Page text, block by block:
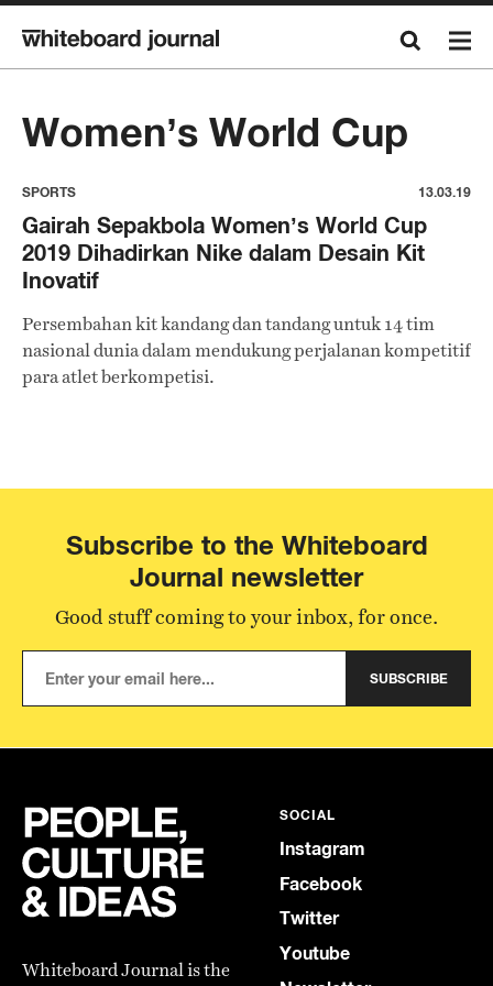
Women’s World Cup
SPORTS 13.03.19
Gairah Sepakbola Women’s World Cup
2019 Dihadirkan Nike dalam Desain Kit
Inovatif
Persembahan kit kandang dan tandang untuk 14 tim
nasional dunia dalam mendukung perjalanan kompetitif
para atlet berkompetisi.
Subscribe to the Whiteboard
Journal newsletter
Good stuff coming to your inbox, for once.
SUBSCRIBE
Whiteboard Journal is the
SOCIAL
Instagram
Facebook
Twitter
Youtube